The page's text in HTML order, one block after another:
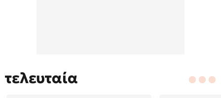
τελευταία